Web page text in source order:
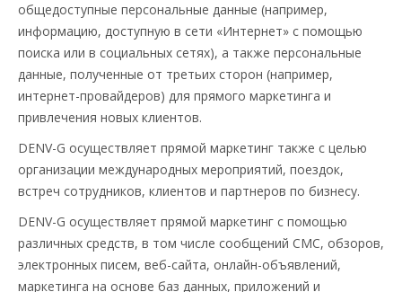
общедоступные персональные данные (например,
информацию, доступную в сети «Интернет» с помощью
поиска или в социальных сетях), а также персональные
данные, полученные от третьих сторон (например,
интернет-провайдеров) для прямого маркетинга и
привлечения новых клиентов.
DENV-G осуществляет прямой маркетинг также с целью
организации международных мероприятий, поездок,
встреч сотрудников, клиентов и партнеров по бизнесу.
DENV-G осуществляет прямой маркетинг с помощью
различных средств, в том числе сообщений СМС, обзоров,
электронных писем, веб-сайта, онлайн-объявлений,
маркетинга на основе баз данных, приложений и